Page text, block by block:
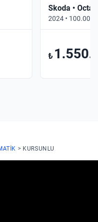
Skoda •
2024 • 100.000
₺
KURSUNLU